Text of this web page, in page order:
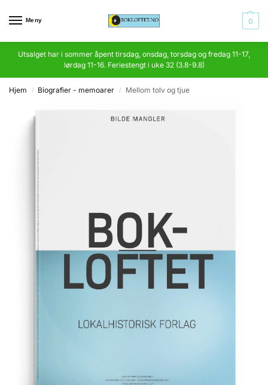
Meny 0
Utsalget har i sommer åpent tirsdag, onsdag, torsdag og fredag 11-17,
lørdag 11-16. Feriestengt i uke 32 (3.8-9.8)
Hjem / Biografier - memoarer / Mellom tolv og tjue